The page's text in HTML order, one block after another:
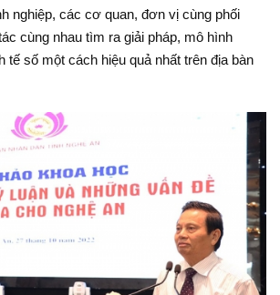
nghiệp, các cơ quan, đơn vị cùng phối
cùng nhau tìm ra giải pháp, mô hình
tế số một cách hiệu quả nhất trên địa bàn